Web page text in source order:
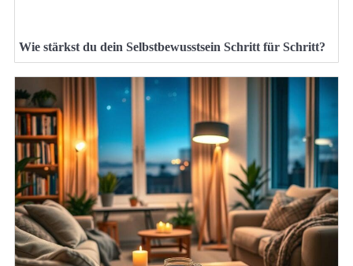
Wie stärkst du dein Selbstbewusstsein Schritt für Schritt?